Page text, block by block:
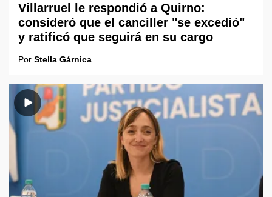
Villarruel le respondió a Quirno:
consideró que el canciller "se excedió"
y ratificó que seguirá en su cargo
Por Stella Gárnica